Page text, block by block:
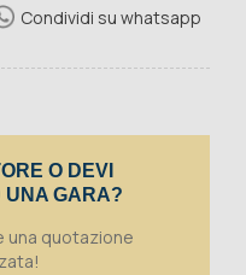
Condividi su whatsapp
O DEVI
UNA GARA?
una quotazione